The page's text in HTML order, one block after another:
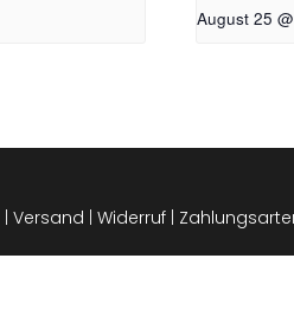
August 25
| Versand | Widerruf |